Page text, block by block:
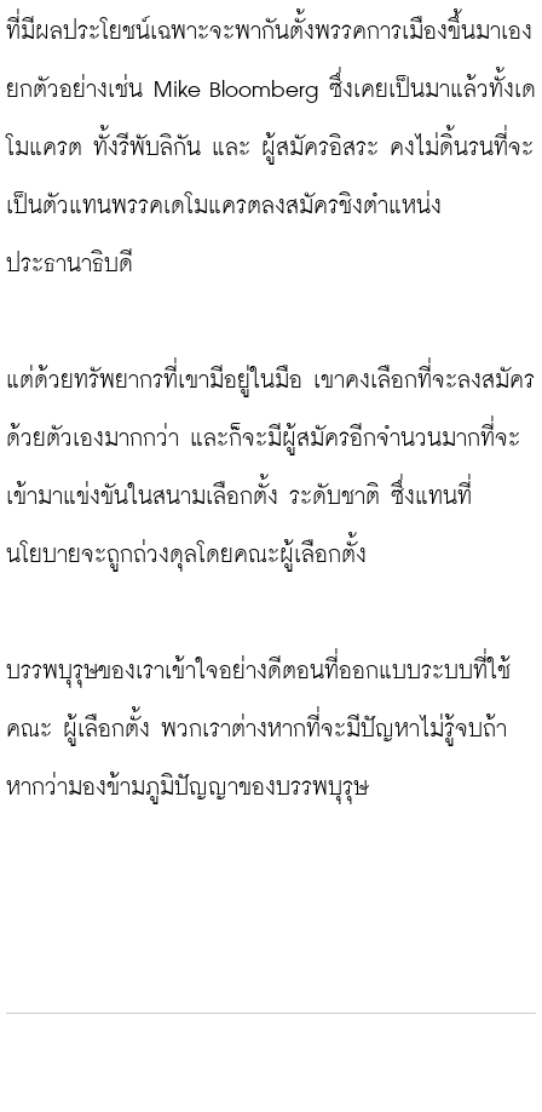
ที่มีผลประโยชน์เฉพาะจะพากันตั้งพรรคการเมืองขึ้นมาเอง
ยกตัวอย่างเช่น Mike Bloomberg ซึ่งเคยเป็นมาแล้วทั้งเด
โมแครต ทั้งรีพับลิกัน และ ผู้สมัครอิสระ คงไม่ดิ้นรนที่จะ
เป็นตัวแทนพรรคเดโมแครตลงสมัครชิงตำแหน่ง
ประธานาธิบดี
แต่ด้วยทรัพยากรที่เขามีอยู่ในมือ เขาคงเลือกที่จะลงสมัคร
ด้วยตัวเองมากกว่า และก็จะมีผู้สมัครอีกจำนวนมากที่จะ
เข้ามาแข่งขันในสนามเลือกตั้ง ระดับชาติ ซึ่งแทนที่
นโยบายจะถูกถ่วงดุลโดยคณะผู้เลือกตั้ง
บรรพบุรุษของเราเข้าใจอย่างดีตอนที่ออกแบบระบบที่ใช้
คณะ ผู้เลือกตั้ง พวกเราต่างหากที่จะมีปัญหาไม่รู้จบถ้า
หากว่ามองข้ามภูมิปัญญาของบรรพบุรุษ